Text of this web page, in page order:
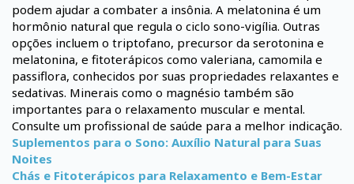
podem ajudar a combater a insônia. A melatonina é um
hormônio natural que regula o ciclo sono-vigília. Outras
opções incluem o triptofano, precursor da serotonina e
melatonina, e fitoterápicos como valeriana, camomila e
passiflora, conhecidos por suas propriedades relaxantes e
sedativas. Minerais como o magnésio também são
importantes para o relaxamento muscular e mental.
Consulte um profissional de saúde para a melhor indicação.
Suplementos para o Sono: Auxílio Natural para Suas
Noites
Chás e Fitoterápicos para Relaxamento e Bem-Estar